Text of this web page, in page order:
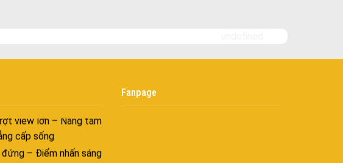
nhà của bạn
view lớn – Nâng tầm
cấp sống
– Điểm nhấn sáng
kiến trúc
Fanpage